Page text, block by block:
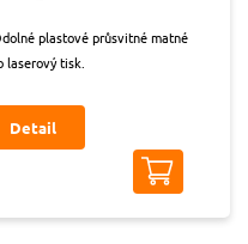
plastové průsvitné matné
tisk.
Detail